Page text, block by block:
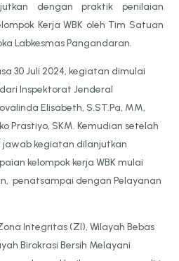
dengan praktik penilaian
Kerja WBK oleh Tim Satuan
Labkesmas Pangandaran.
30 Juli 2024, kegiatan dimulai
Inspektorat Jenderal
Elisabeth, S.ST.Pa, MM,
Prastiyo, SKM. Kemudian setelah
kegiatan dilanjutkan
kelompok kerja WBK mulai
penatsampai dengan Pelayanan
Integritas (ZI), Wilayah Bebas
Birokrasi Bersih Melayani